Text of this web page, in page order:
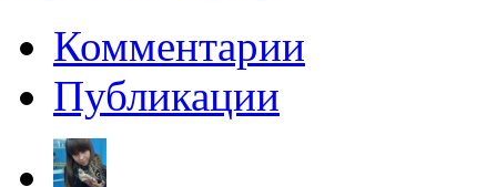
Комментарии
Публикации